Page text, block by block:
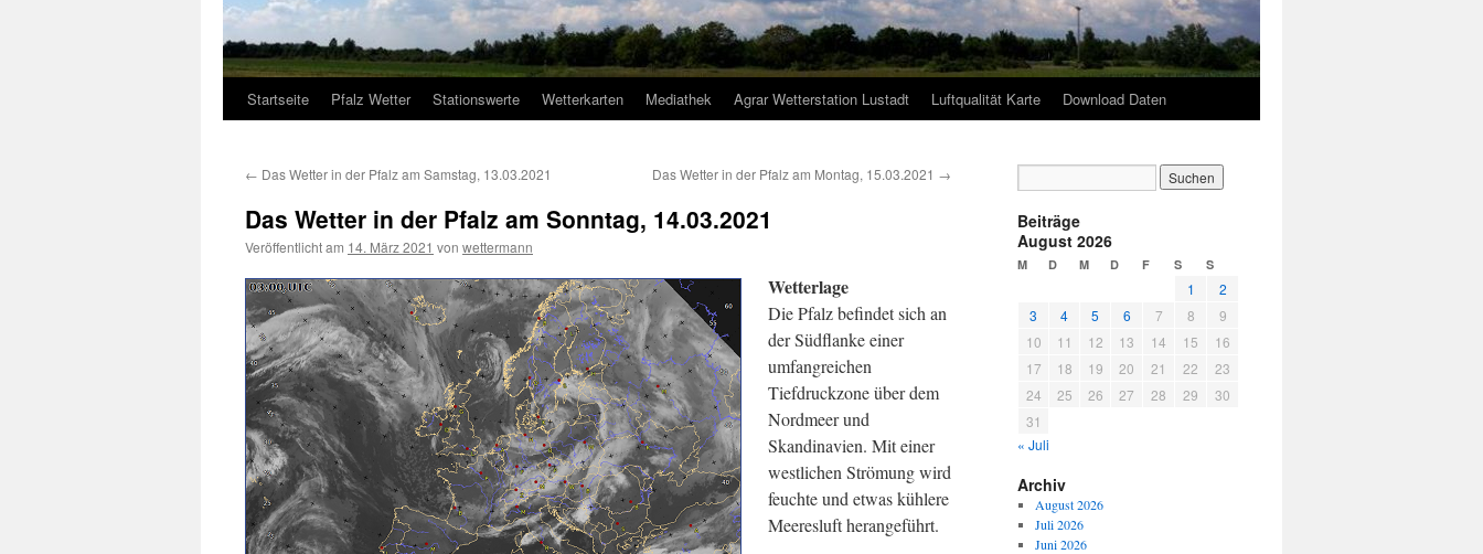
Startseite Pfalz Wetter Stationswerte Wetterkarten Mediathek Agrar Wetterstation Lustadt Luftqualität Karte Download Daten
← Das Wetter in der Pfalz am Samstag, 13.03.2021 Das Wetter in der Pfalz am Montag, 15.03.2021 →
Das Wetter in der Pfalz am Sonntag, 14.03.2021
Veröffentlicht am 14. März 2021 von wettermann
Wetterlage
Die Pfalz befindet sich an
der Südflanke einer
umfangreichen
Tiefdruckzone über dem
Nordmeer und
Skandinavien. Mit einer
westlichen Strömung wird
feuchte und etwas kühlere
Meeresluft herangeführt.
Beiträge
August 2026
M D M D F S S
1
2
3
4 5 6 7 8
9
10
11 12 13 14 15
16
17
18 19 20 21 22
23
24
25 26 27 28 29
30
31
« Juli
Archiv
August 2026
Juli 2026
Juni 2026